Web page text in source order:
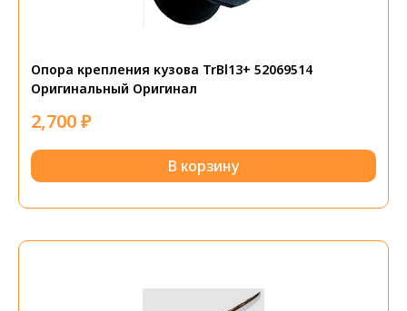
Опора крепления кузова TrBl13+ 52069514
Оригинальный Оригинал
2,700₽
В корзину